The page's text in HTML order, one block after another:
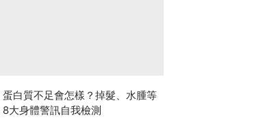
蛋白質不足會怎樣？掉髮、水腫等
8大身體警訊自我檢測